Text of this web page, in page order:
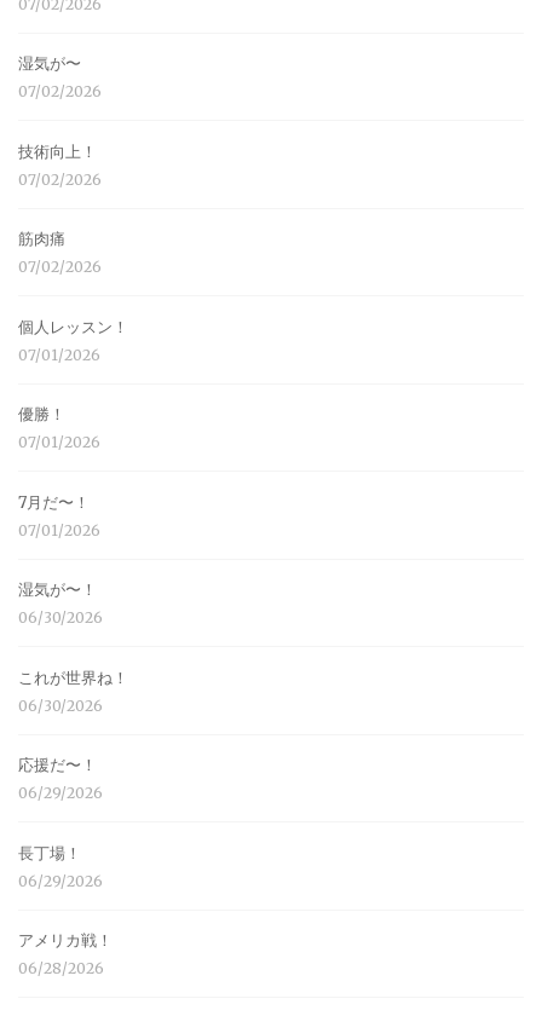
07/02/2026
湿気が〜
07/02/2026
技術向上！
07/02/2026
筋肉痛
07/02/2026
個人レッスン！
07/01/2026
優勝！
07/01/2026
7月だ〜！
07/01/2026
湿気が〜！
06/30/2026
これが世界ね！
06/30/2026
応援だ〜！
06/29/2026
長丁場！
06/29/2026
アメリカ戦！
06/28/2026